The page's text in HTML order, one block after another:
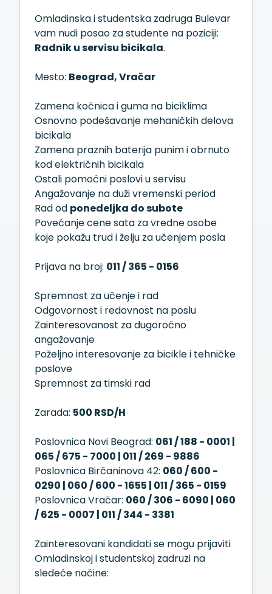
Omladinska i studentska zadruga Bulevar
vam nudi posao za studente na poziciji:
Radnik u servisu bicikala.
Mesto: Beograd, Vračar
Zamena kočnica i guma na biciklima
Osnovno podešavanje mehaničkih delova
bicikala
Zamena praznih baterija punim i obrnuto
kod električnih bicikala
Ostali pomoćni poslovi u servisu
Angažovanje na duži vremenski period
Rad od ponedeljka do subote
Povećanje cene sata za vredne osobe
koje pokažu trud i želju za učenjem posla
Prijava na broj: 011 / 365 - 0156
Spremnost za učenje i rad
Odgovornost i redovnost na poslu
Zainteresovanost za dugoročno
angažovanje
Poželjno interesovanje za bicikle i tehničke
poslove
Spremnost za timski rad
Zarada: 500 RSD/H
Poslovnica Novi Beograd: 061 / 188 - 0001 |
065 / 675 - 7000 | 011 / 269 - 9886
Poslovnica Birčaninova 42: 060 / 600 -
0290 | 060 / 600 - 1655 | 011 / 365 - 0159
Poslovnica Vračar: 060 / 306 - 6090 | 060
/ 625 - 0007 | 011 / 344 - 3381
Zainteresovani kandidati se mogu prijaviti
Omladinskoj i studentskoj zadruzi na
sledeće načine: